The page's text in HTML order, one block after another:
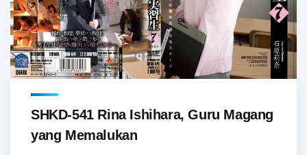
SHKD-541 Rina Ishihara, Guru Magang
yang Memalukan